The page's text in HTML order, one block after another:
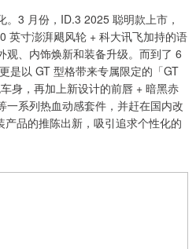
3 月份，ID.3 2025 聪明款上市，
英寸澎湃飓风轮 + 科大讯飞加持的语
观、内饰焕新和装备升级。而到了 6
是以 GT 型格带来专属限定的「GT
身，再加上新设计的前唇 + 暗黑赤
一系列热血动感套件，并赶在国内改
品的推陈出新，吸引追求个性化的